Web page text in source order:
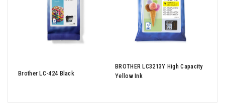
Brother LC-424 Black
BROTHER LC3213Y High Capacity
Yellow Ink